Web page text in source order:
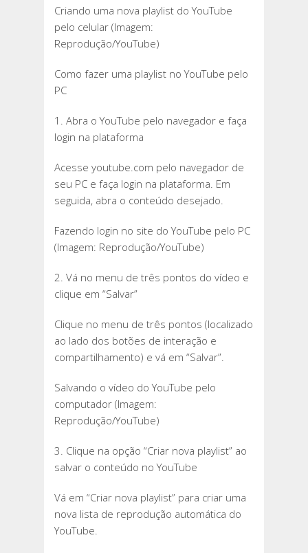
Criando uma nova playlist do YouTube
pelo celular (Imagem:
Reprodução/YouTube)
Como fazer uma playlist no YouTube pelo
PC
1. Abra o YouTube pelo navegador e faça
login na plataforma
Acesse youtube.com pelo navegador de
seu PC e faça login na plataforma. Em
seguida, abra o conteúdo desejado.
Fazendo login no site do YouTube pelo PC
(Imagem: Reprodução/YouTube)
2. Vá no menu de três pontos do vídeo e
clique em “Salvar”
Clique no menu de três pontos (localizado
ao lado dos botões de interação e
compartilhamento) e vá em “Salvar”.
Salvando o vídeo do YouTube pelo
computador (Imagem:
Reprodução/YouTube)
3. Clique na opção “Criar nova playlist” ao
salvar o conteúdo no YouTube
Vá em “Criar nova playlist” para criar uma
nova lista de reprodução automática do
YouTube.